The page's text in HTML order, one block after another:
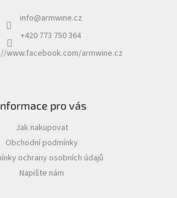
info@armwine.cz
+420 773 750 364
www.facebook.com/armwine.cz
pro vás
Jak nakupovat
Obchodní podmínky
ochrany osobních údajů
Napište nám